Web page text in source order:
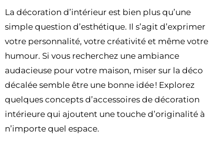
La décoration d’intérieur est bien plus qu’une
simple question d’esthétique. Il s’agit d’exprimer
votre personnalité, votre créativité et même votre
humour. Si vous recherchez une ambiance
audacieuse pour votre maison, miser sur la déco
décalée semble être une bonne idée ! Explorez
quelques concepts d’accessoires de décoration
intérieure qui ajoutent une touche d’originalité à
n’importe quel espace.